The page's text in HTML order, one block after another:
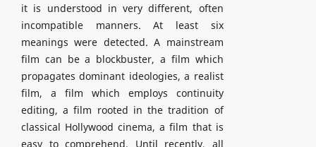
it is understood in very different, often
incompatible manners. At least six
meanings were detected. A mainstream
film can be a blockbuster, a film which
propagates dominant ideologies, a realist
film, a film which employs continuity
editing, a film rooted in the tradition of
classical Hollywood cinema, a film that is
easy to comprehend. Until recently, all